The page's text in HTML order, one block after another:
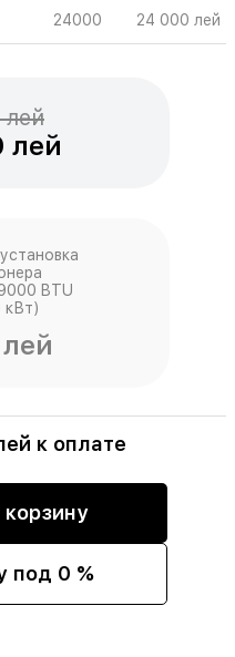
24000 24 000 лей
лей
лей
BTU
кВт)
к оплате
под 0 %